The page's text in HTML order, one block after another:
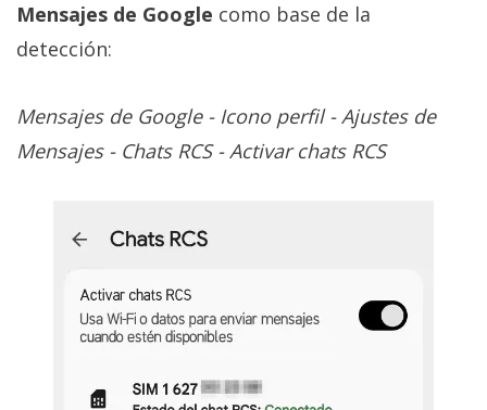
Mensajes de Google como base de la
detección:
Mensajes de Google - Icono perfil - Ajustes de
Mensajes - Chats RCS - Activar chats RCS